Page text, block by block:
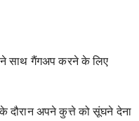
साथ गैंगअप करने के लिए
अपने कुत्ते को सूंघने देना